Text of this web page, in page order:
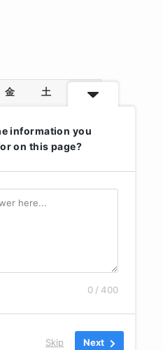
金 土
9
21 22 23
information you
on this page?
0 / 400
Skip Next